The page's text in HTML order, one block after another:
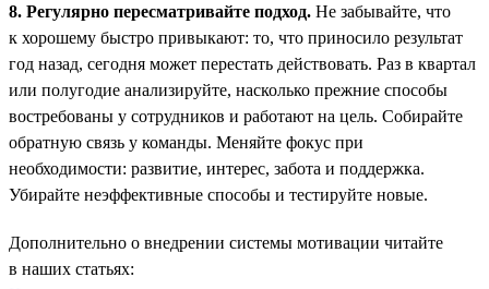
8. Регулярно пересматривайте подход. Не забывайте, что
к хорошему быстро привыкают: то, что приносило результат
год назад, сегодня может перестать действовать. Раз в квартал
или полугодие анализируйте, насколько прежние способы
востребованы у сотрудников и работают на цель. Собирайте
обратную связь у команды. Меняйте фокус при
необходимости: развитие, интерес, забота и поддержка.
Убирайте неэффективные способы и тестируйте новые.
Дополнительно о внедрении системы мотивации читайте
в наших статьях: